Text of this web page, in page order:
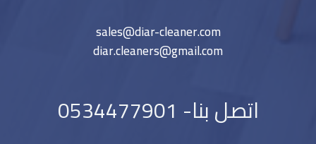
sales@diar-cleaner.com
diar.cleaners@gmail.com
اتصل بنا- 0534477901